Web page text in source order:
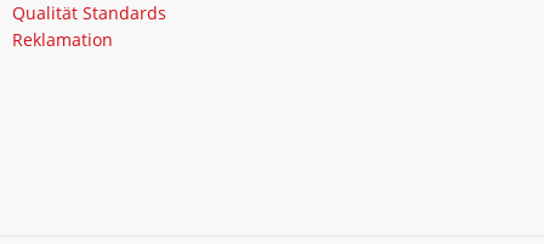
Qualität Standards
Reklamation